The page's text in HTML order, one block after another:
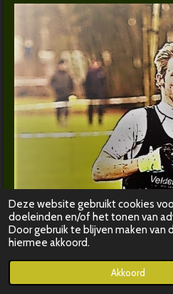
Deze website gebruikt cookies
doeleinden en/of het tonen van
Door gebruik te blijven maken van
hiermee akkoord.
Akkoord